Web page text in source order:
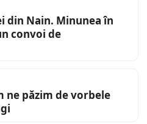
din Nain. Minunea în
convoi de
ne păzim de vorbele